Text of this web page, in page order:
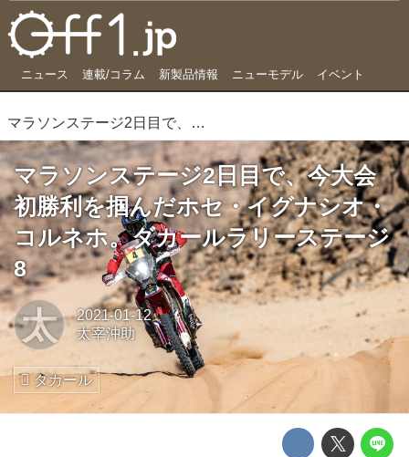
ニュース 連載/コラム 新製品情報 ニューモデル イベント
マラソンステージ2日目で、今大会初勝利を掴んだホセ・イグナシオ・コルネホ。ダカールラリーステージ8
マラソンステージ2日目で、今大会
初勝利を掴んだホセ・イグナシオ・
コルネホ。ダカールラリーステージ
8
太
2021-01-12
太宰沖助
ダカール